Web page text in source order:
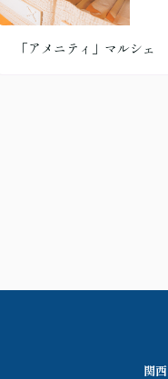
「アメニティ」マルシェ
関西